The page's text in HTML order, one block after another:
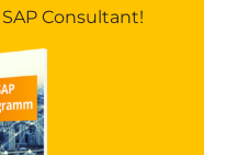
Consultant!